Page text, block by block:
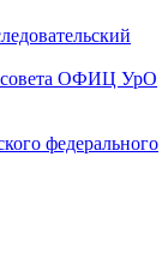
совета ОФИЦ УрО
федерального